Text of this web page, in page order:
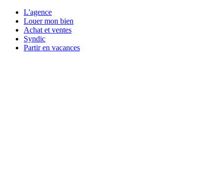
L'agence
Louer mon bien
Achat et ventes
Syndic
Partir en vacances